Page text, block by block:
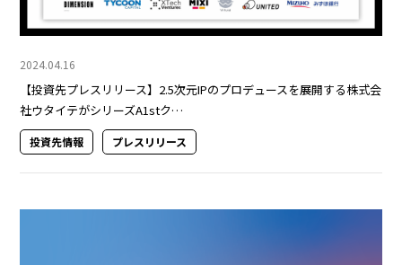
2024.04.16
【投資先プレスリリース】2.5次元IPのプロデュースを展開する株式会
社ウタイテがシリーズA1stク…
投資先情報 プレスリリース